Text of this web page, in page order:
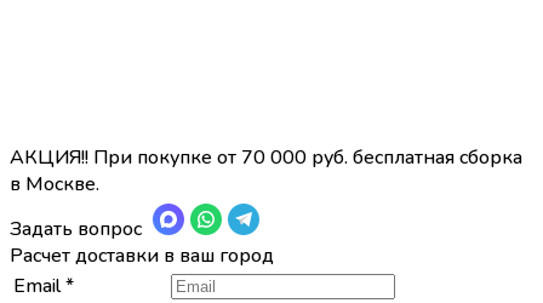
АКЦИЯ!! При покупке от 70 000 руб. бесплатная сборка
в Москве.
Задать вопрос
Расчет доставки в ваш город
Email*